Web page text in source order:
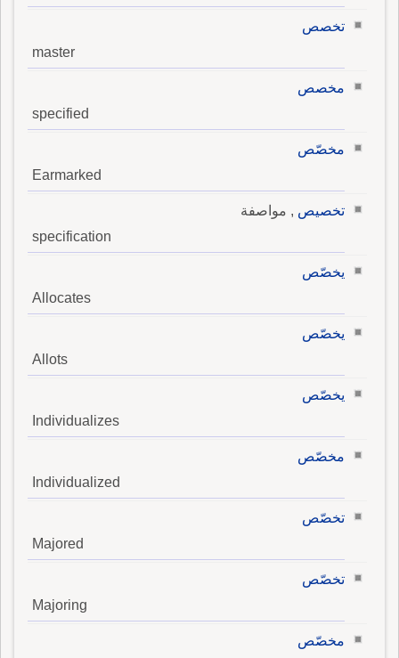
تخصص
master
مخصص
specified
مخصّص
Earmarked
تخصيص , مواصفة
specification
يخصّص
Allocates
يخصّص
Allots
يخصّص
Individualizes
مخصّص
Individualized
تخصّص
Majored
تخصّص
Majoring
مخصّص